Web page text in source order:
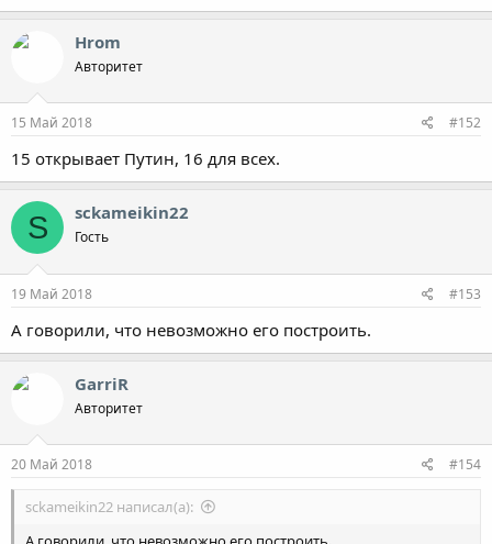
Hrom
Авторитет
15 Май 2018 #152
15 открывает Путин, 16 для всех.
S sckameikin22
Гость
19 Май 2018 #153
А говорили, что невозможно его построить.
GarriR
Авторитет
20 Май 2018 #154
sckameikin22 написал(а):